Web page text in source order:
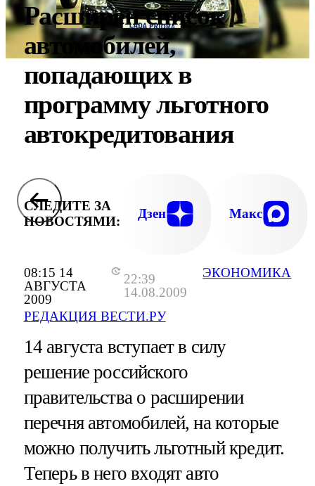
08:15 14
АВГУСТА
2009
22:39
14.08.2009
РЕДАКЦИЯ ВЕСТИ.РУ
ЭКОНОМИКА
Расширен список
автомобилей,
попадающих в
программу льготного
автокредитования
СЛЕДИТЕ ЗА
НОВОСТЯМИ:
Дзен Макс
14 августа вступает в силу
решение российского
правительства о расширении
перечня автомобилей, на которые
можно получить льготный кредит.
Теперь в него входят авто